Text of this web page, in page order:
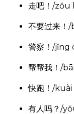
走吧！/zǒu
不要过来
警察！/jǐng
帮帮我！/
快跑！/
有人吗？/